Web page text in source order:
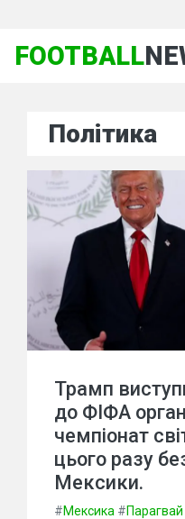
FOOTBALL
Політика
Трамп
до ФІФА
чемпіонат
цього разу
Мексики.
#Мексика #Парагвай